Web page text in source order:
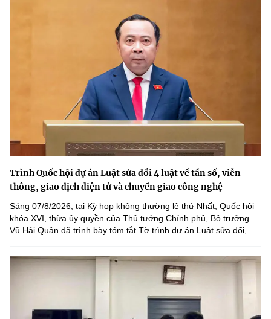
Trình Quốc hội dự án Luật sửa đổi 4 luật về tần số, viễn
thông, giao dịch điện tử và chuyển giao công nghệ
Sáng 07/8/2026, tại Kỳ họp không thường lệ thứ Nhất, Quốc hội
khóa XVI, thừa ủy quyền của Thủ tướng Chính phủ, Bộ trưởng
Vũ Hải Quân đã trình bày tóm tắt Tờ trình dự án Luật sửa đổi,...